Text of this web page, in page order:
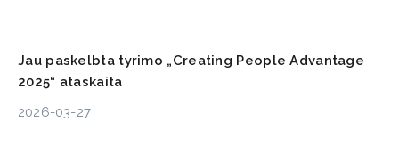
Jau paskelbta tyrimo „Creating People Advantage
2025“ ataskaita
2026-03-27